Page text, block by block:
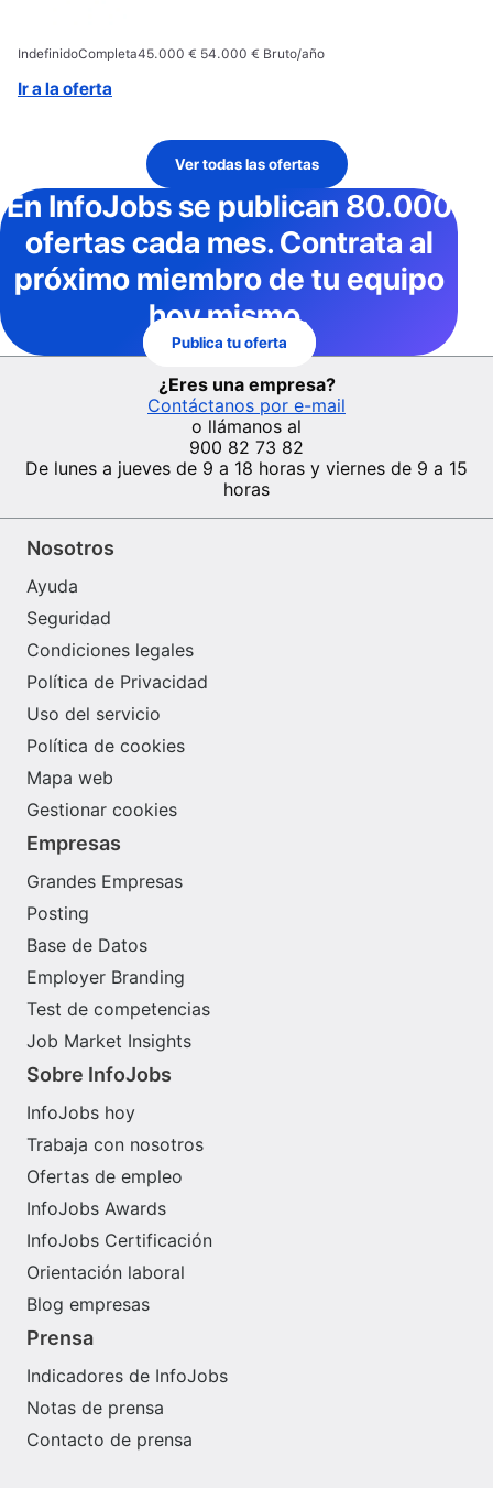
IndefinidoCompleta45.000 € 54.000 € Bruto/año
Ir a la oferta
Ver todas las ofertas
En InfoJobsse publican 80.000
ofertas cada mes. Contrata al
próximo miembro de tu equipo
hoy mismo.
Publica tu oferta
¿Eres una empresa?
Contáctanos por e-mail
o llámanos al
900 82 73 82
De lunes a jueves de 9 a 18 horas y viernes de 9 a 15
horas
Nosotros
Ayuda
Seguridad
Condiciones legales
Política de Privacidad
Uso del servicio
Política de cookies
Mapa web
Gestionar cookies
Empresas
Grandes Empresas
Posting
Base de Datos
Employer Branding
Test de competencias
Job Market Insights
Sobre InfoJobs
InfoJobs hoy
Trabaja con nosotros
Ofertas de empleo
InfoJobs Awards
InfoJobs Certificación
Orientación laboral
Blog empresas
Prensa
Indicadores de InfoJobs
Notas de prensa
Contacto de prensa